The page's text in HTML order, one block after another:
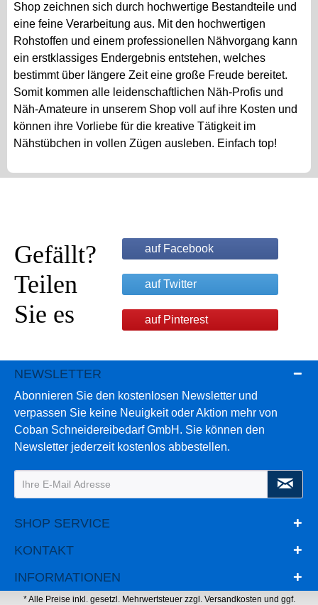
Shop zeichnen sich durch hochwertige Bestandteile und
eine feine Verarbeitung aus. Mit den hochwertigen
Rohstoffen und einem professionellen Nähvorgang kann
ein erstklassiges Endergebnis entstehen, welches
bestimmt über längere Zeit eine große Freude bereitet.
Somit kommen alle leidenschaftlichen Näh-Profis und
Näh-Amateure in unserem Shop voll auf ihre Kosten und
können ihre Vorliebe für die kreative Tätigkeit im
Nähstübchen in vollen Zügen ausleben. Einfach top!
Gefällt?
Teilen
Sie es
auf Facebook
auf Twitter
auf Pinterest
NEWSLETTER
Abonnieren Sie den kostenlosen Newsletter und
verpassen Sie keine Neuigkeit oder Aktion mehr von
Coban Schneidereibedarf GmbH. Sie können den
Newsletter jederzeit kostenlos abbestellen.
SHOP SERVICE
KONTAKT
INFORMATIONEN
* Alle Preise inkl. gesetzl. Mehrwertsteuer zzgl. Versandkosten und ggf.